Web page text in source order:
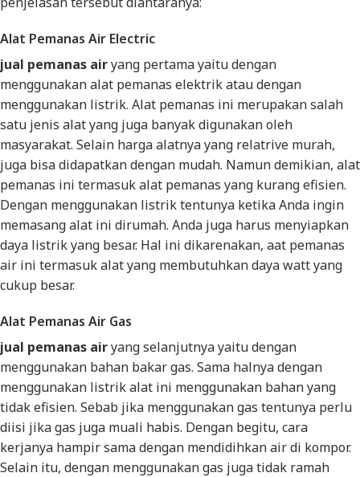
Alat Pemanas Air Electric
jual pemanas airyang pertama yaitu dengan
menggunakan alat pemanas elektrik atau dengan
menggunakan listrik. Alat pemanas ini merupakan salah
satu jenis alat yang juga banyak digunakan oleh
masyarakat. Selain harga alatnya yang relatrive murah,
juga bisa didapatkan dengan mudah. Namun demikian, alat
pemanas ini termasuk alat pemanas yang kurang efisien.
Dengan menggunakan listrik tentunya ketika Anda ingin
memasang alat ini dirumah. Anda juga harus menyiapkan
daya listrik yang besar. Hal ini dikarenakan, aat pemanas
air ini termasuk alat yang membutuhkan daya watt yang
cukup besar.
Alat Pemanas Air Gas
jual pemanas airyang selanjutnya yaitu dengan
menggunakan bahan bakar gas. Sama halnya dengan
menggunakan listrik alat ini menggunakan bahan yang
tidak efisien. Sebab jika menggunakan gas tentunya perlu
diisi jika gas juga muali habis. Dengan begitu, cara
kerjanya hampir sama dengan mendidihkan air di kompor.
Selain itu, dengan menggunakan gas juga tidak ramah